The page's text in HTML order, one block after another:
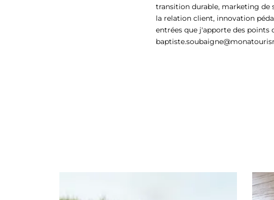
transition durable, marketing de
la relation client, innovation
entrées que j'apporte des